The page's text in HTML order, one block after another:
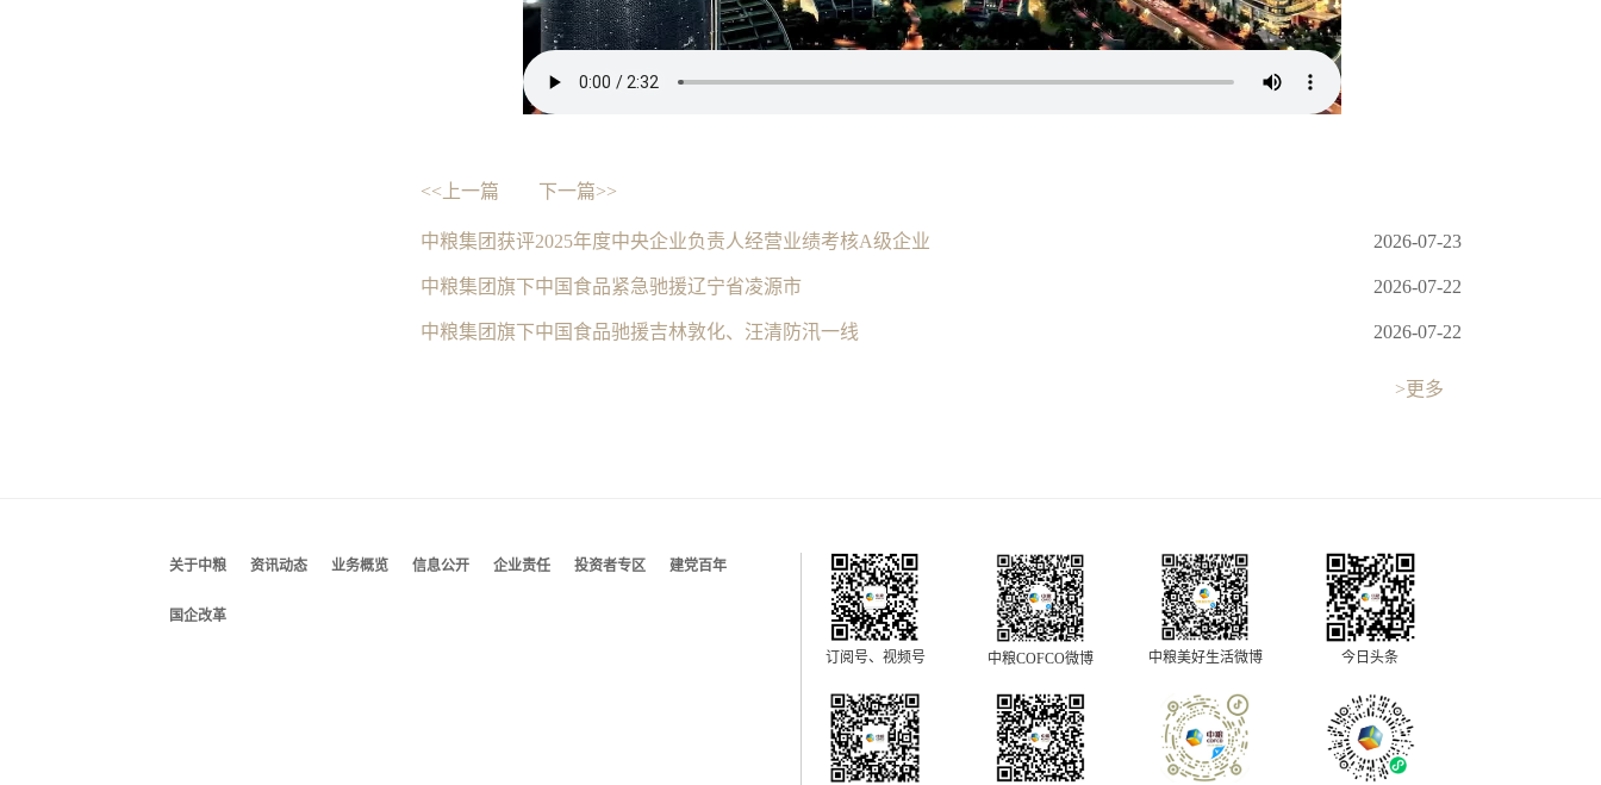
<<上一篇 下一篇>>
中粮集团获评2025年度中央企业负责人经营业绩考核A级企业 2026-07-23
中粮集团旗下中国食品紧急驰援辽宁省凌源市 2026-07-22
中粮集团旗下中国食品驰援吉林敦化、汪清防汛一线 2026-07-22
>更多
关于中粮 资讯动态 业务概览 信息公开 企业责任 投资者专区 建党百年
国企改革
订阅号、视频号 中粮COFCO微博 中粮美好生活微博 今日头条